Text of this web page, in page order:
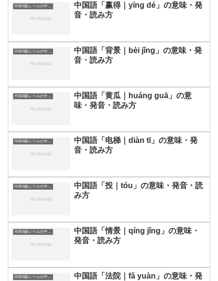
中国語「赢得｜yíng dé」の意味・発
音・読み方
中国語「背景｜bèi jǐng」の意味・発
音・読み方
HSK4級レベルの中国語
中国語「黄瓜｜huáng guā」の意
味・発音・読み方
HSK4級レベルの中国語
中国語「电梯｜diàn tī」の意味・発
音・読み方
HSK4級レベルの中国語
中国語「投｜tóu」の意味・発音・読
み方
HSK4級レベルの中国語
中国語「情景｜qíng jǐng」の意味・
発音・読み方
HSK4級レベルの中国語
中国語「法院｜fǎ yuàn」の意味・発